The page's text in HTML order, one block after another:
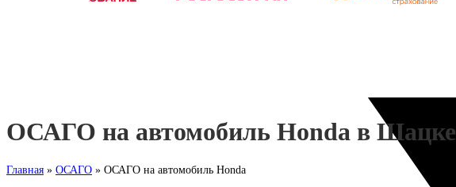
ОСАГО на автомобиль Honda в Шацке
Главная » ОСАГО » ОСАГО на автомобиль Honda